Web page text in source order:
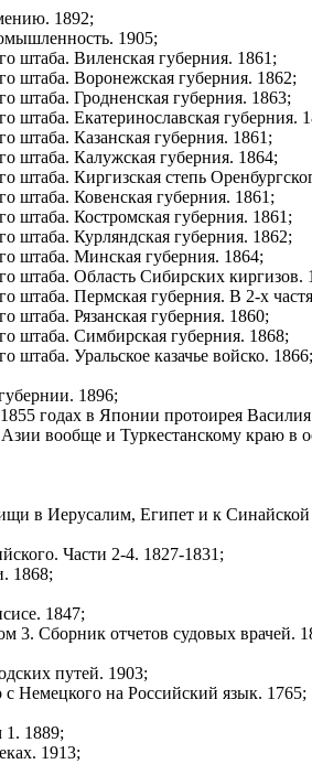
1892;
1905;
штаба. Виленская губерния. 1861;
штаба. Воронежская губерния. 1862;
штаба. Гродненская губерния. 1863;
штаба. Екатеринославская губерния.
штаба. Казанская губерния. 1861;
штаба. Калужская губерния. 1864;
Киргизская степь
штаба. Ковенская губерния. 1861;
штаба. Костромская губерния. 1861;
штаба. Курляндская губерния. 1862;
штаба. Минская губерния. 1864;
штаба. Область Сибирских киргизов.
штаба. Пермская губерния. В 2-х
штаба. Рязанская губерния. 1860;
штаба. Симбирская губерния. 1868;
Уральское казачье войско. 1866;
1896;
годах в Японии протоирея
вообще и Туркестанскому краю в
в Иерусалим, Египет и к Синайской
Части 2-4. 1827-1831;
1868;
1847;
3. Сборник отчетов судовых врачей.
путей. 1903;
Немецкого на Российский язык. 1765;
1889;
1913;